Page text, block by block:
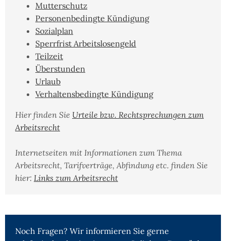
Mutterschutz
Personenbedingte Kündigung
Sozialplan
Sperrfrist Arbeitslosengeld
Teilzeit
Überstunden
Urlaub
Verhaltensbedingte Kündigung
Hier finden Sie Urteile bzw. Rechtsprechungen zum
Arbeitsrecht
Internetseiten mit Informationen zum Thema
Arbeitsrecht, Tarifverträge, Abfindung etc. finden Sie
hier: Links zum Arbeitsrecht
Noch Fragen? Wir informieren Sie gerne